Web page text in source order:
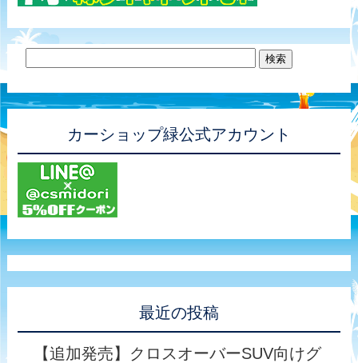
カーショップ緑公式アカウント
最近の投稿
【追加発売】クロスオーバーSUV向けグ